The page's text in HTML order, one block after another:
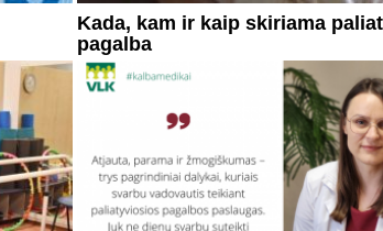
Kada, kam ir kaip skiriama
pagalba